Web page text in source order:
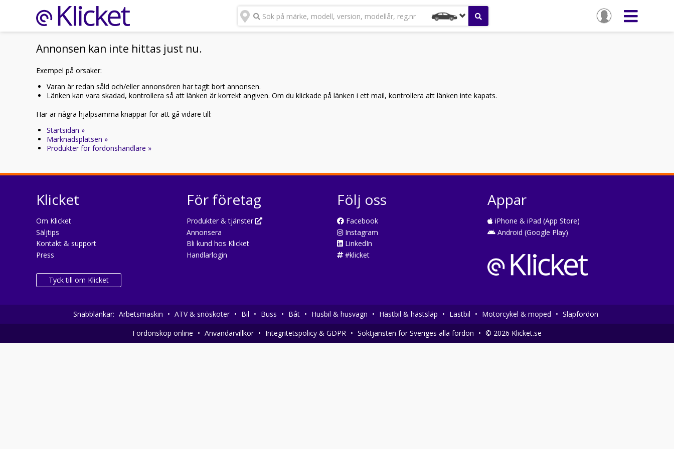
Sök på märke, modell, version, modellår, reg.nr
Annonsen kan inte hittas just nu.
Exempel på orsaker:
Varan är redan såld och/eller annonsören har tagit bort annonsen.
Länken kan vara skadad, kontrollera så att länken är korrekt angiven. Om du klickade på länken i ett mail, kontrollera att länken inte kapats.
Här är några hjälpsamma knappar för att gå vidare till:
Startsidan »
Marknadsplatsen »
Produkter för fordonshandlare »
Klicket
Om Klicket
Säljtips
Kontakt & support
Press
Tyck till om Klicket
För företag
Produkter & tjänster
Annonsera
Bli kund hos Klicket
Handlarlogin
Följ oss
Facebook
Instagram
LinkedIn
#klicket
Appar
iPhone & iPad (App Store)
Android (Google Play)
Snabblänkar: Arbetsmaskin • ATV & snöskoter • Bil • Buss • Båt • Husbil & husvagn • Hästbil & hästsläp • Lastbil • Motorcykel & moped • Släpfordon
Fordonsköp online • Användarvillkor • Integritetspolicy & GDPR • Söktjänsten för Sveriges alla fordon • © 2026 Klicket.se